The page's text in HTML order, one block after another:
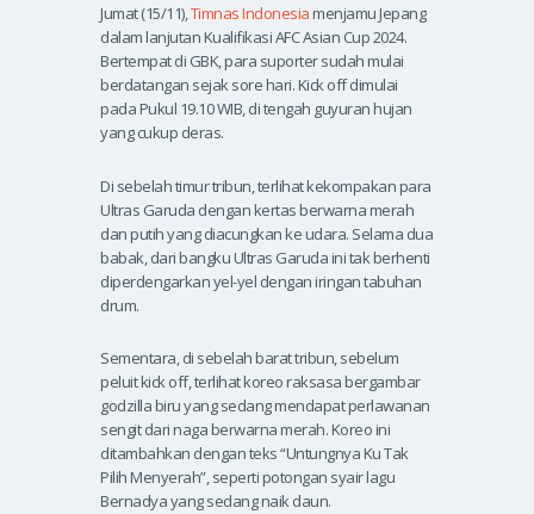
Jumat (15/11),TimnasIndonesiamenjamu Jepang
dalam lanjutan Kualifikasi AFC Asian Cup 2024.
Bertempat di GBK, para suporter sudah mulai
berdatangan sejak sore hari. Kick off dimulai
pada Pukul 19.10 WIB, di tengah guyuran hujan
yang cukup deras.
Di sebelah timur tribun, terlihat kekompakan para
Ultras Garuda dengan kertas berwarna merah
dan putih yang diacungkan ke udara. Selama dua
babak, dari bangku Ultras Garuda ini tak berhenti
diperdengarkan yel-yel dengan iringan tabuhan
drum.
Sementara, di sebelah barat tribun, sebelum
peluit kick off, terlihat koreo raksasa bergambar
godzilla biru yang sedang mendapat perlawanan
sengit dari naga berwarna merah. Koreo ini
ditambahkan dengan teks “Untungnya Ku Tak
Pilih Menyerah”, seperti potongan syair lagu
Bernadya yang sedang naik daun.